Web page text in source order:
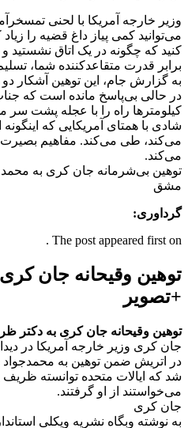
وزیر خارجه آمریکا با لحنی
می‌توانید کمی پیاز داغ قضیه را
کنید که چگونه در یک اتاق نشستید
برابر قدرت متقاعدکننده شما،
به گزارش جام، این توهین آشکار
در حالی بی‌پاسخ مانده است که
کیلومترها راه را با عجله پشت سر
شادی با همتای آمریکایی که
می‌کند، طی می‌کند. مفاهیم بصیرت
می‌کند.
توهین بی‌شرمانه جان کری به
مشق
گرداوری:
The post appeared first on .
توهین وقیحانه جان
+تصویر
توهین وقیحانه جان کری به دکتر
جان کری وزیر خارجه آمریکا در
در اتریش ضمن توهین به
شد که ایالات متحده توانسته
می‌خواستند از او گرفتند.
جان کری